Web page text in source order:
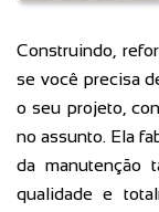
Construindo,
se você precisa
o seu projeto,
no assunto. Ela
da manutenção
qualidade e